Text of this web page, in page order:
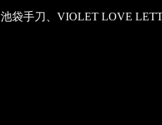
池袋手刀、VIOLET LOVE